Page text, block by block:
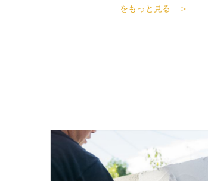
をもっと見る ＞